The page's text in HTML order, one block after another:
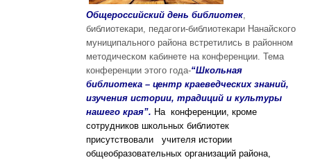
Общероссийский день библиотек,
библиотекари, педагоги-библиотекари Нанайского
муниципального района встретились в районном
методическом кабинете на конференции. Тема
конференции этого года-“Школьная
библиотека – центр краеведческих знаний,
изучения истории, традиций и культуры
нашего края”. На конференции, кроме
сотрудников школьных библиотек
присутствовали учителя истории
общеобразовательных организаций района,